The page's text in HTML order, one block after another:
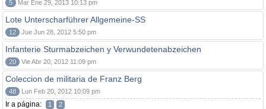
5 Mar Ene 29, 2013 10:13 pm
Lote Unterscharführer Allgemeine-SS
12 Jue Jun 28, 2012 5:50 pm
Infanterie Sturmabzeichen y Verwundetenabzeichen
20 Vie Abr 20, 2012 11:09 pm
Coleccion de militaria de Franz Berg
48 Lun Feb 20, 2012 10:09 pm
Ir a página: 1 2